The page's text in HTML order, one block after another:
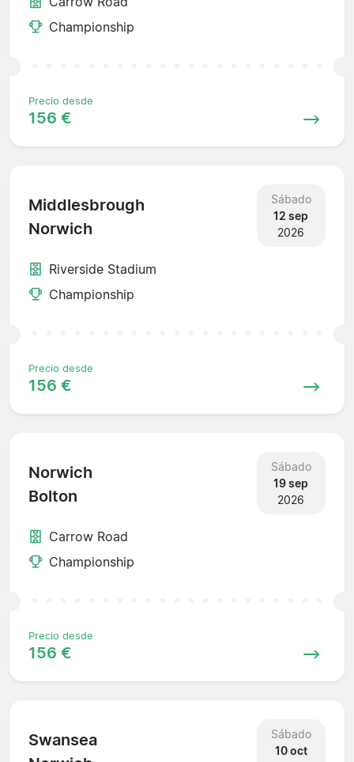
Championship
Precio desde
156 €
Middlesbrough
Norwich
Sábado
12 sep
2026
Riverside Stadium
Championship
Precio desde
156 €
Norwich
Bolton
Sábado
19 sep
2026
Carrow Road
Championship
Precio desde
156 €
Swansea
Sábado
10 oct